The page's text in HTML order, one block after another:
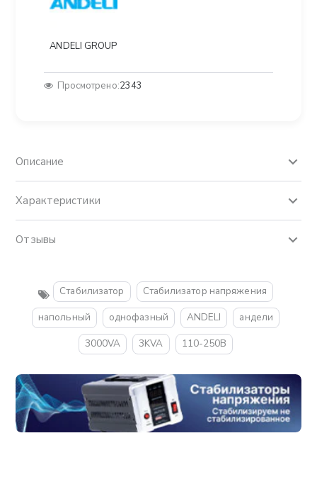
ANDELI GROUP
Просмотрено:2343
Описание
Характеристики
Отзывы
Стабилизатор
Стабилизатор напряжения
напольный
однофазный ANDELI
андели
3000VA
3KVA 110-250В